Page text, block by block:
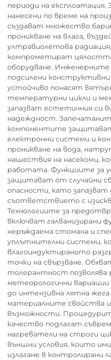
периоди на
нанесени по време на
създават множество
проникване на влага,
ултравиолетова
компрометират
оборудване.
подсилени
устойчиво понасят
температурни цикли и
запазват естетичния си
надеждност.
компонентите
електронни системи и
проникване на вода,
нашествия на насекоми,
работата. Функциите за
защитават от случайни
опасности, като
съответствието с
Технологиите за
включват галванизирани
неръждаема стомана и
уплътнителни системи,
влагоиндуктираното
точки на свързване.
толерантност
метеорологични
до интензивна лятна
материалните свойства
възможности.
качество подлагат
нагреватели на строги
външни условия, които
излагане в контролирани